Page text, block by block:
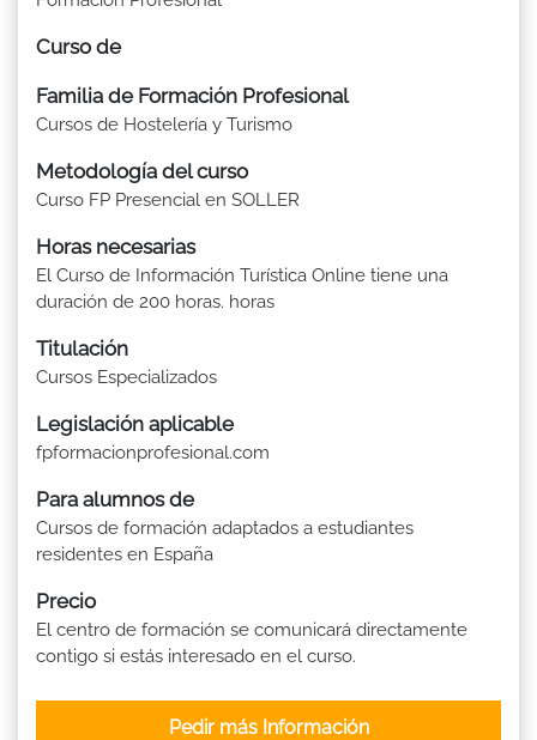
Curso de
Familia de Formación Profesional
Cursos de Hostelería y Turismo
Metodología del curso
Curso FP Presencial en SOLLER
Horas necesarias
El Curso de Información Turística Online tiene una
duración de 200 horas. horas
Titulación
Cursos Especializados
Legislación aplicable
fpformacionprofesional.com
Para alumnos de
Cursos de formación adaptados a estudiantes
residentes en España
Precio
El centro de formación se comunicará directamente
contigo si estás interesado en el curso.
Pedir más Información